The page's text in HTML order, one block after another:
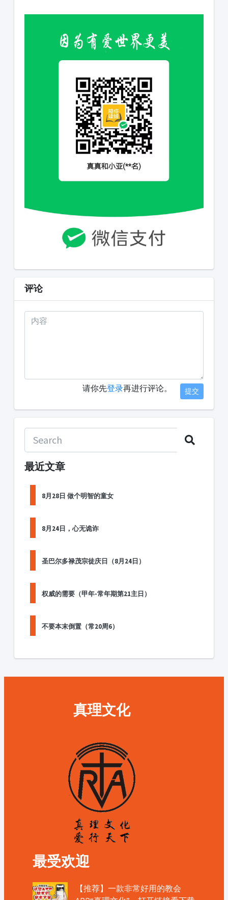
评论
请你先登录再进行评论。 提交
最近文章
8月28日 做个明智的童女
8月24日，心无诡诈
圣巴尔多禄茂宗徒庆日（8月24日）
权威的需要（甲年-常年期第21主日）
不要本末倒置（常20周6）
真理文化
最受欢迎
【推荐】一款非常好用的教会